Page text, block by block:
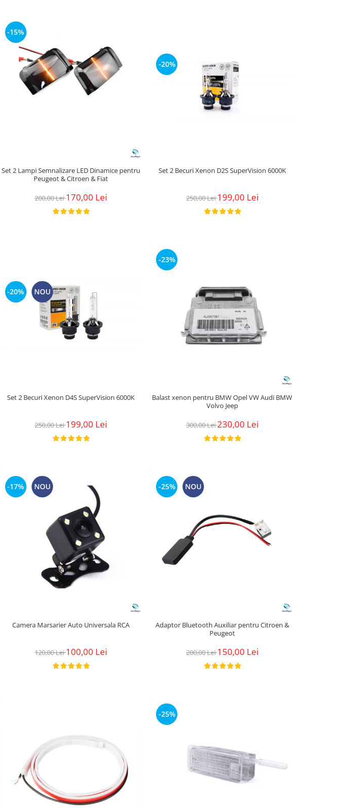
-15%
Set 2 Lampi Semnalizare LED Dinamice pentru
Peugeot & Citroen & Fiat
200,00 Lei170,00 Lei
-20%
Set 2 Becuri Xenon D2S SuperVision 6000K
250,00 Lei199,00 Lei
-20% NOU
Set 2 Becuri Xenon D4S SuperVision 6000K
250,00 Lei199,00 Lei
-23%
Balast xenon pentru BMW Opel VW Audi BMW
Volvo Jeep
300,00 Lei230,00 Lei
-17% NOU
Camera Marsarier Auto Universala RCA
120,00 Lei100,00 Lei
-25% NOU
Adaptor Bluetooth Auxiliar pentru Citroen &
Peugeot
200,00 Lei150,00 Lei
-25%